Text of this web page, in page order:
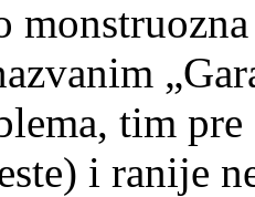
tim pre
i ranije